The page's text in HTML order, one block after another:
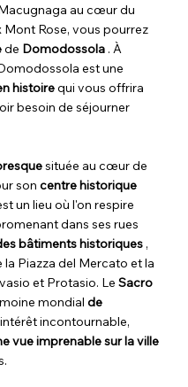
au cœur du
Rose, vous pourrez
de Domodossola . À
est une
histoirequi vous offrira
besoin de séjourner
située au cœur de
soncentre historique
un lieu où l'on respire
dans ses rues
bâtiments historiques ,
Piazza del Mercato et la
et Protasio. LeSacro
mondialde
incontournable,
vue imprenable sur la ville